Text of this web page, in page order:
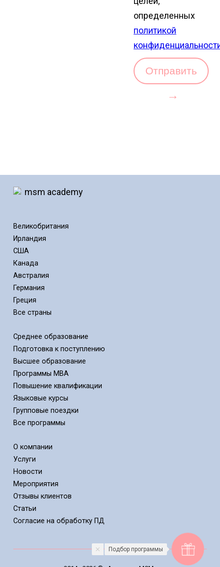
определенных
политикой
Отправить
→
Великобритания
Ирландия
США
Канада
Австралия
Германия
Греция
Все страны
Среднее образование
Подготовка к поступлению
Высшее образование
Программы MBA
Повышение квалификации
Языковые курсы
Групповые поездки
Все программы
О компании
Услуги
Новости
Мероприятия
Отзывы клиентов
Статьи
Cогласие на обработку ПД
Подбор программы